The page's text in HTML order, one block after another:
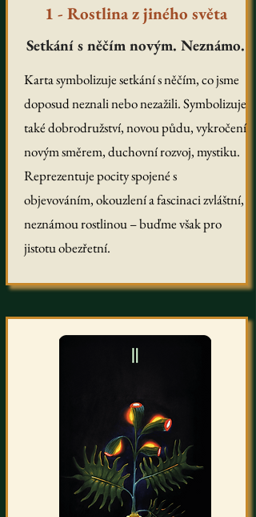
1 - Rostlina z jiného světa
Setkání s něčím novým. Neznámo.
Karta symbolizuje setkání s něčím, co jsme
doposud neznali nebo nezažili. Symbolizuje
také dobrodružství, novou půdu, vykročení
novým směrem, duchovní rozvoj, mystiku.
Reprezentuje pocity spojené s
objevováním, okouzlení a fascinaci zvláštní,
neznámou rostlinou – buďme však pro
jistotu obezřetní.